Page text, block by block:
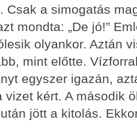
Csak a simogatás
mondta: „De jó!”
olyankor. Aztán
mint előtte.
egyszer igazán,
vizet kért. A második
jött a kitolás.